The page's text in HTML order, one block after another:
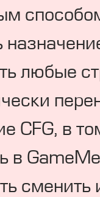
любые
CFG, в
в
сменить